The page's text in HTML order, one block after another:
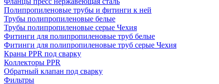
Полипропиленовые трубы и фитинги к ней
Трубы полипропиленовые белые
Трубы полипропиленовые серые Чехия
Фитинги для полипропиленовые труб белые
Фитинги для полипропиленовые труб серые Чехия
Краны PPR под сварку
Коллекторы PPR
Обратный клапан под сварку
Фильтры